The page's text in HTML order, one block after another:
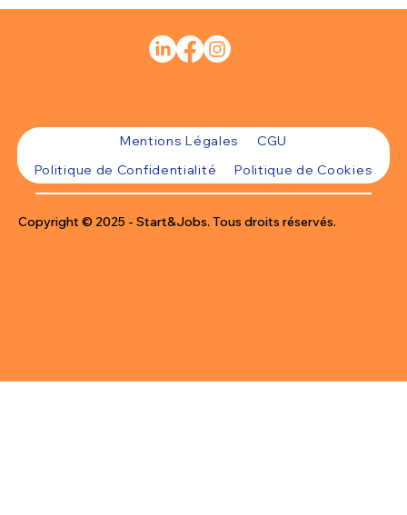
Copyright © 2025 - Start&Jobs. Tous droits réservés.
Mentions Légales
CGU
Politique de Confidentialité
Politique de Cookies